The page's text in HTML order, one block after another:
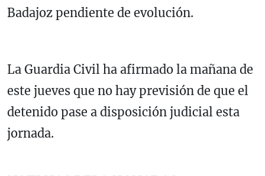
Badajoz pendiente de evolución.
La Guardia Civil ha afirmado la mañana de
este jueves que no hay previsión de que el
detenido pase a disposición judicial esta
jornada.